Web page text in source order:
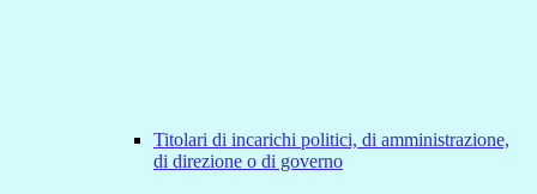
Titolari di incarichi politici, di amministrazione,
di direzione o di governo